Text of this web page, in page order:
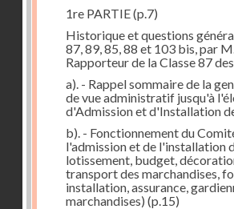
1re PARTIE(p.7)
Historique et questions
87, 89, 85, 88 et 103 bis, par
Rapporteur de la Classe 87
a). - Rappel sommaire de la
de vue administratif jusqu'à
d'Admission et d'Installation
b). - Fonctionnement du
l'admission et de l'installation
lotissement, budget,
transport des marchandises,
installation, assurance,
marchandises) (p.15)